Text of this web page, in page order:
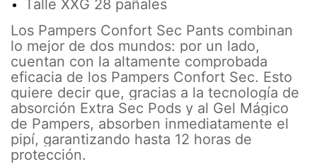
Talle XXG 28 pañales
Los Pampers Confort Sec Pants combinan
lo mejor de dos mundos: por un lado,
cuentan con la altamente comprobada
eficacia de los Pampers Confort Sec. Esto
quiere decir que, gracias a la tecnología de
absorción Extra Sec Pods y al Gel Mágico
de Pampers, absorben inmediatamente el
pipí, garantizando hasta 12 horas de
protección.